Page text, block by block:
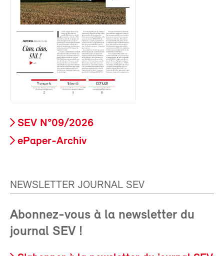
SEV N°09/2026
ePaper-Archiv
NEWSLETTER JOURNAL SEV
Abonnez-vous à la newsletter du
journal SEV !